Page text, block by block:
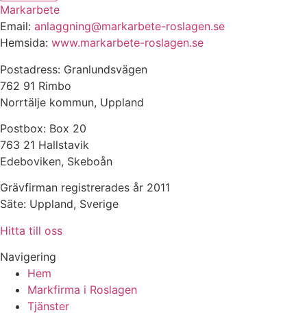
Markarbete
Email: anlaggning@markarbete-roslagen.se
Hemsida: www.markarbete-roslagen.se
Postadress: Granlundsvägen
762 91 Rimbo
Norrtälje kommun, Uppland
Postbox: Box 20
763 21 Hallstavik
Edeboviken, Skeboån
Grävfirman registrerades år 2011
Säte: Uppland, Sverige
Hitta till oss
Navigering
Hem
Markfirma i Roslagen
Tjänster